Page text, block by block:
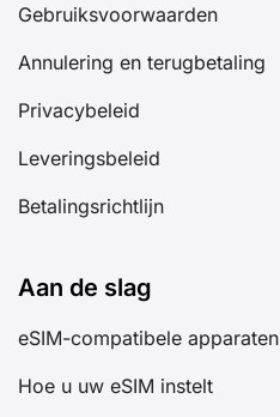
Gebruiksvoorwaarden
Annulering en terugbetaling
Privacybeleid
Leveringsbeleid
Betalingsrichtlijn
Aan de slag
eSIM-compatibele apparaten
Hoe u uw eSIM instelt